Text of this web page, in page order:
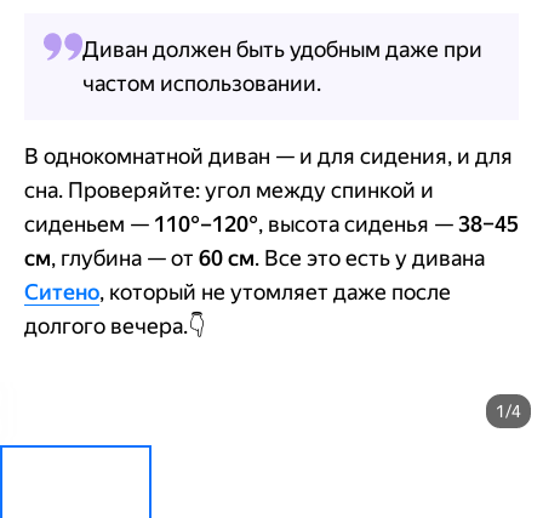
Диван должен быть удобным даже при
частом использовании.
В однокомнатной диван — и для сидения, и для
сна. Проверяйте:угол между спинкой и
сиденьем — 110°–120°, высота сиденья —38–45
см, глубина — от 60 см. Все это есть у дивана
Ситено, который не утомляет даже после
долгого вечера.👇
1/4